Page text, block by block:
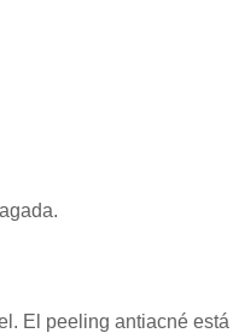
El peeling antiacné está